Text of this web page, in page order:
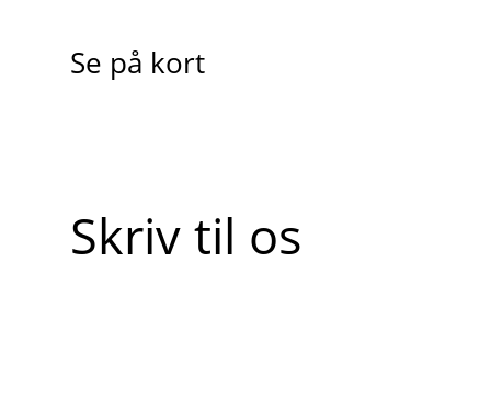
Se på kort
Skriv til os